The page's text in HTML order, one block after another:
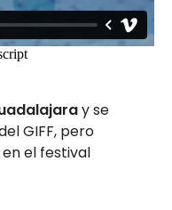
y se
GIFF, pero
el festival